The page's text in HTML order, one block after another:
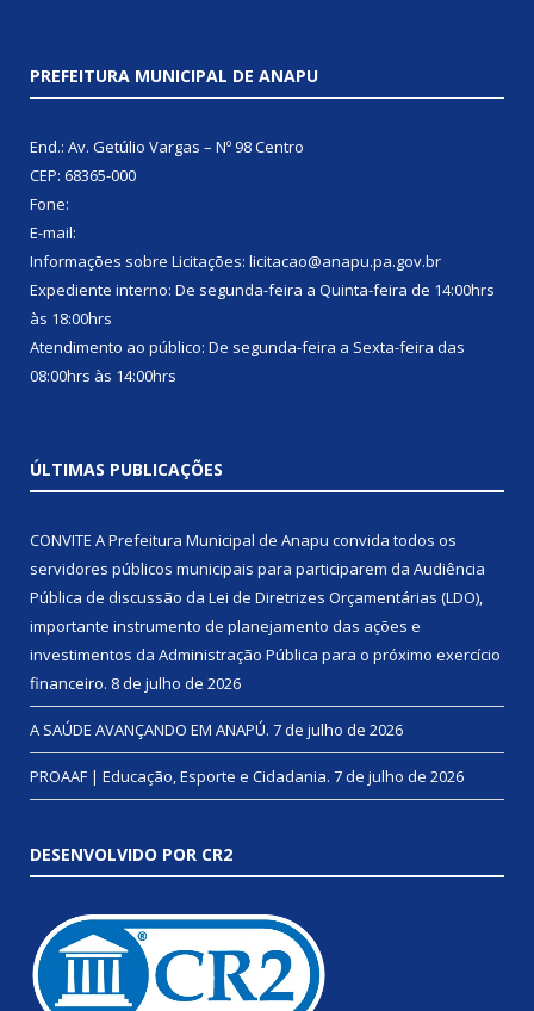
PREFEITURA MUNICIPAL DE ANAPU
End.: Av. Getúlio Vargas – Nº 98 Centro
CEP: 68365-000
Fone:
E-mail:
Informações sobre Licitações: licitacao@anapu.pa.gov.br
Expediente interno: De segunda-feira a Quinta-feira de 14:00hrs
às 18:00hrs
Atendimento ao público: De segunda-feira a Sexta-feira das
08:00hrs às 14:00hrs
ÚLTIMAS PUBLICAÇÕES
CONVITE A Prefeitura Municipal de Anapu convida todos os
servidores públicos municipais para participarem da Audiência
Pública de discussão da Lei de Diretrizes Orçamentárias (LDO),
importante instrumento de planejamento das ações e
investimentos da Administração Pública para o próximo exercício
financeiro. 8 de julho de 2026
A SAÚDE AVANÇANDO EM ANAPÚ. 7 de julho de 2026
PROAAF | Educação, Esporte e Cidadania. 7 de julho de 2026
DESENVOLVIDO POR CR2